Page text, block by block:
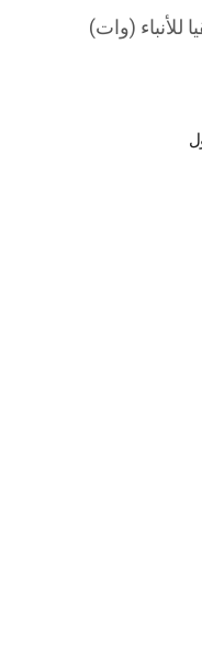
للأنباء (وات)